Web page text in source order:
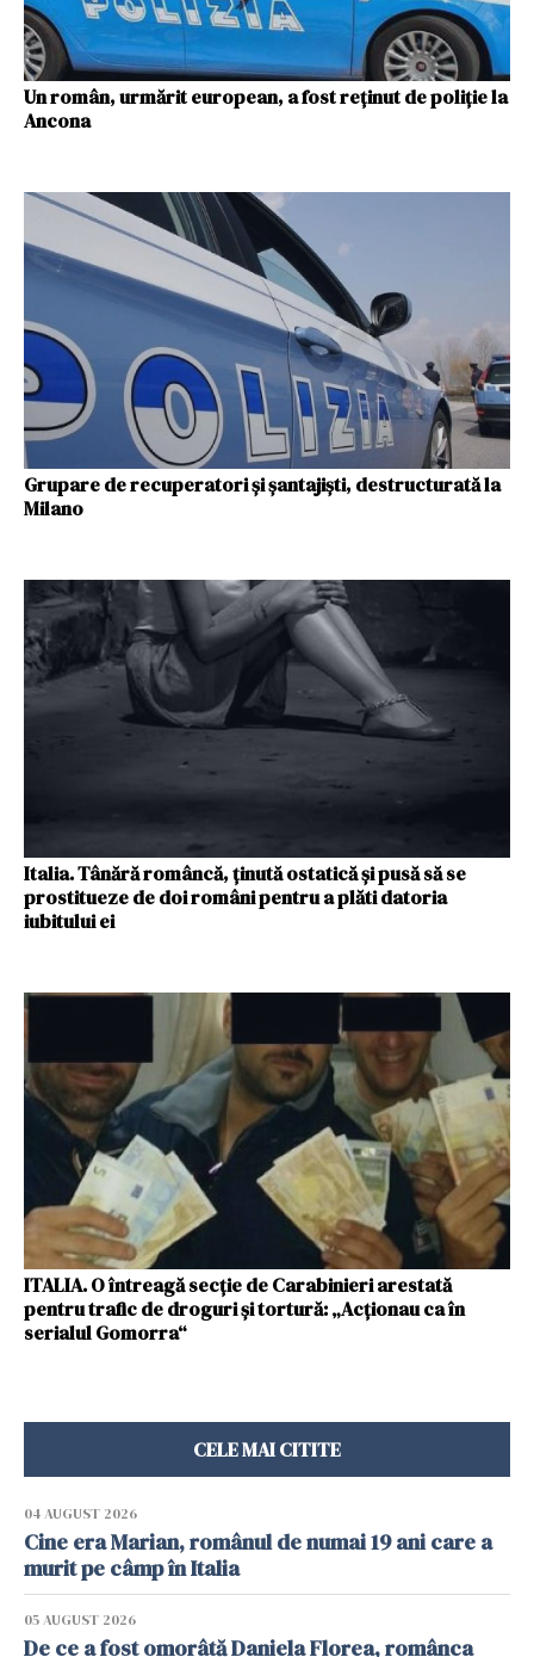
Un român, urmărit european, a fost reținut de poliție la
Ancona
Grupare de recuperatori și șantajiști, destructurată la
Milano
Italia. Tânără româncă, ţinută ostatică şi pusă să se
prostitueze de doi români pentru a plăti datoria
iubitului ei
ITALIA. O întreagă secție de Carabinieri arestată
pentru trafic de droguri și tortură: „Acționau ca în
serialul Gomorra“
CELE MAI CITITE
04 AUGUST 2026
Cine era Marian, românul de numai 19 ani care a
murit pe câmp în Italia
05 AUGUST 2026
De ce a fost omorâtă Daniela Florea, românca